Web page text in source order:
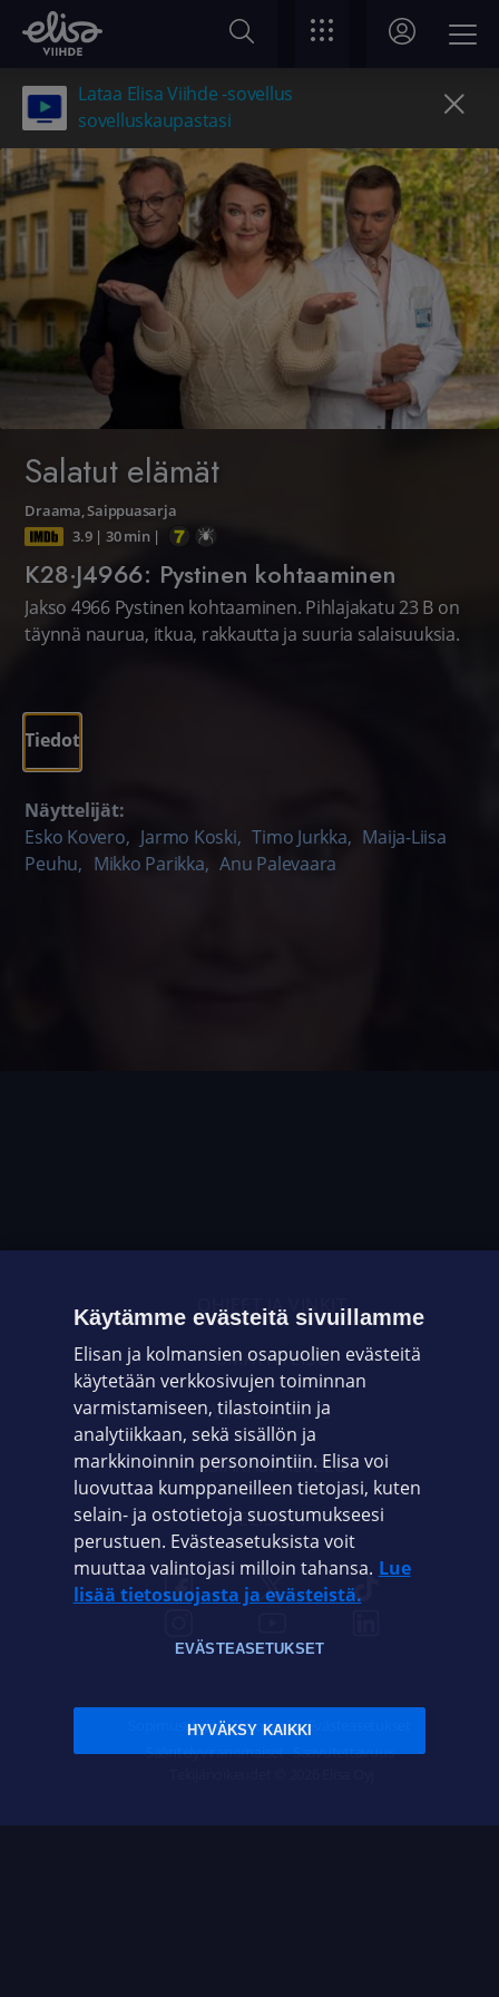
Lataa Elisa Viihde -sovellus
sovelluskaupastasi
Salatut elämät
Draama,Saippuasarja
3.9| 30 min|
K28·J4966: Pystinen kohtaaminen
Jakso 4966 Pystinen kohtaaminen. Pihlajakatu 23 B on
täynnä naurua, itkua, rakkautta ja suuria salaisuuksia.
Tiedot
Näyttelijät:
Esko Kovero, Jarmo Koski, Timo Jurkka, Maija-Liisa
Peuhu, Mikko Parikka, Anu Palevaara
OHJEET JA VINKIT
OMAYHTEISÖ
VIANSELVITYS
ASIAKASPALVELU
ELISA.FI
Sopimusehdot Tietosuoja Evästeasetukset
Sääntelyviranomaiset Saavutettavuus
Käytämme evästeitä sivuillamme
Elisan ja kolmansien osapuolien evästeitä
käytetään verkkosivujen toiminnan
varmistamiseen, tilastointiin ja
analytiikkaan, sekä sisällön ja
markkinoinnin personointiin. Elisa voi
luovuttaa kumppaneilleen tietojasi, kuten
selain- ja ostotietoja suostumukseesi
perustuen. Evästeasetuksista voit
muuttaa valintojasi milloin tahansa. Lue
lisää tietosuojasta ja evästeistä.
EVÄSTEASETUKSET
HYVÄKSY KAIKKI